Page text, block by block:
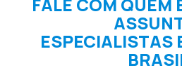
ESPECIALISTAS